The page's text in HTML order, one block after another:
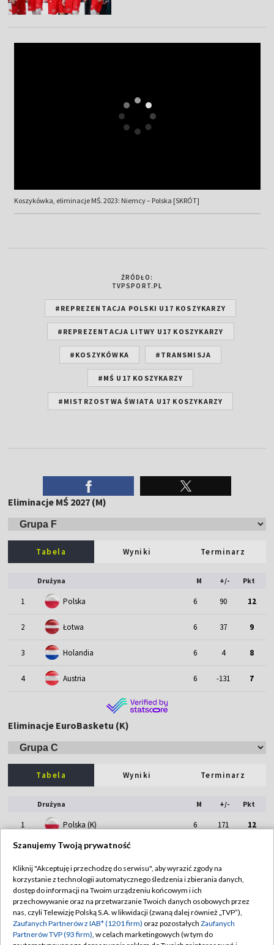
Koszykówka, eliminacje MŚ. 2023: Niemcy – Polska [SKRÓT]
ŹRÓDŁO:
TVPSPORT.PL
#REPREZENTACJA POLSKI U17 KOSZYKARZY
#REPREZENTACJA LITWY U17 KOSZYKARZY
#KOSZYKÓWKA #TRANSMISJA
#MŚ U17 KOSZYKARZY
#MISTRZOSTWA ŚWIATA U17 KOSZYKARZY
Eliminacje MŚ 2027 (M)
Tabela Wyniki Terminarz
Drużyna M +/- Pkt
1 Polska 6 90 12
2 Łotwa 6 37 9
3 Holandia 6 4 8
4 Austria 6 -131 7
Eliminacje EuroBasketu (K)
Tabela Wyniki Terminarz
Drużyna M +/- Pkt
1 Polska (K) 6 171 12
2 Słowacja (K)
3 Rumunia (K) 6 -98
4 Cypr (K) 6 -156
Szanujemy Twoją prywatność
Kliknij "Akceptuję i przechodzę do serwisu", aby wyrazić zgody na
korzystanie z technologii automatycznego śledzenia i zbierania danych,
dostęp do informacji na Twoim urządzeniu końcowym i ich
przechowywanie oraz na przetwarzanie Twoich danych osobowych przez
nas, czyli Telewizję Polską S.A. w likwidacji (zwaną dalej również „TVP”),
Zaufanych Partnerów z IAB* (1201 firm) oraz pozostałych Zaufanych
Partnerów TVP (93 firm), w celach marketingowych (w tym do